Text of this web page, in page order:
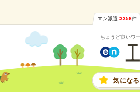
エン派遣 3356件
ちょうど良いワ
気にな